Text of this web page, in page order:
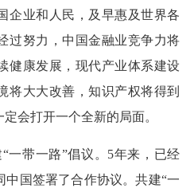
企业和人民，及早惠及世界各
过努力，中国金融业竞争力将
健康发展，现代产业体系建设
将大大改善，知识产权将得到
会打开一个全新的局面。
一带一路”倡议。5年来，已经
中国签署了合作协议。共建“一